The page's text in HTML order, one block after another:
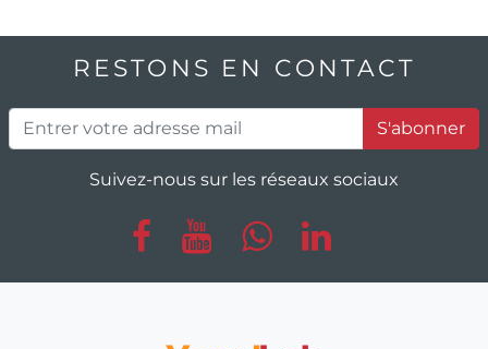
RESTONS EN CONTACT
S'abonner
Suivez-nous sur les réseaux sociaux